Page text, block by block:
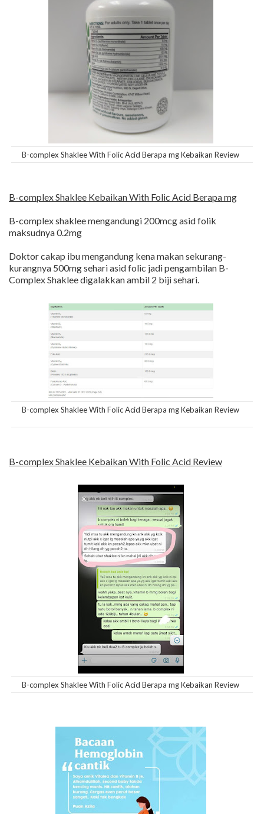
B-complex Shaklee With Folic Acid Berapa mg Kebaikan Review
B-complex Shaklee Kebaikan With Folic Acid Berapa mg
B-complex shaklee mengandungi 200mcg asid folik
maksudnya 0.2mg
Doktor cakap ibu mengandung kena makan sekurang-
kurangnya 500mg sehari asid folic jadi pengambilan B-
Complex Shaklee digalakkan ambil 2 biji sehari.
B-complex Shaklee With Folic Acid Berapa mg Kebaikan Review
B-complex Shaklee Kebaikan With Folic Acid Review
B-complex Shaklee With Folic Acid Berapa mg Kebaikan Review